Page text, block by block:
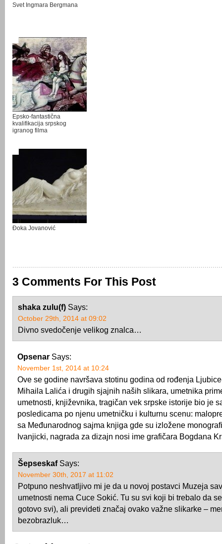
Svet Ingmara Bergmana
Epsko-fantastična
kvalifikacija srpskog
igranog filma
Đoka Jovanović
3 Comments For This Post
shaka zulu(f) Says:
October 29th, 2014 at 09:02
Divno svedočenje velikog znalca…
Opsenar Says:
November 1st, 2014 at 10:24
Ove se godine navršava stotinu godina od rođenja
Mihaila Lalića i drugih sjajnih naših slikara, umetnika
umetnosti, književnika, tragičan vek srpske istorije bio je
posledicama po njenu umetničku i kulturnu scenu:
sa Međunarodnog sajma knjiga gde su izložene
Ivanjicki, nagrada za dizajn nosi ime grafičara Bogdana
ŠepseskafSays:
November 30th, 2017 at 11:02
Potpuno neshvatljivo mi je da u novoj postavci Muzeja
umetnosti nema Cuce Sokić. Tu su svi koji bi trebalo da
gotovo svi), ali prevideti značaj ovako važne slikarke –
bezobrazluk…